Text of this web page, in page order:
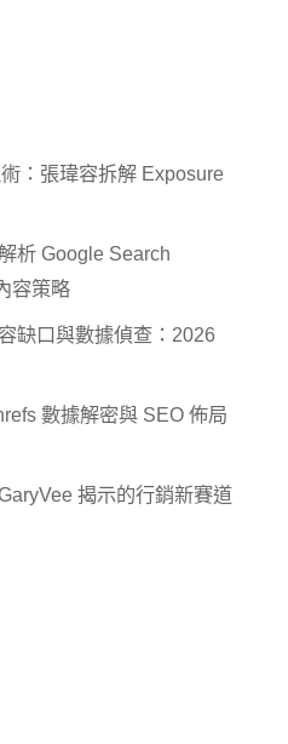
：張瑋容拆解 Exposure
析 Google Search
容策略
缺口與數據偵查：2026
數據解密與 SEO 佈局
揭示的行銷新賽道